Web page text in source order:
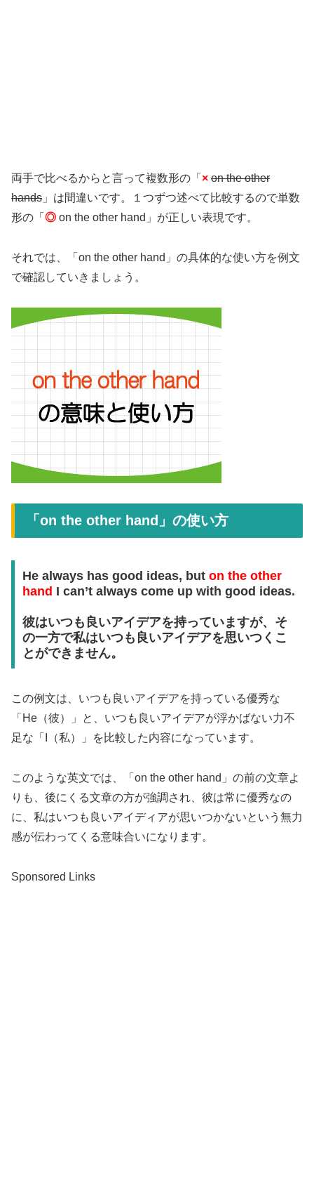
両手で比べるからと言って複数形の「 × on the other
hands 」は間違いです。１つずつ述べて比較するので単数
形の「 ◎ on the other hand」が正しい表現です。
それでは、「on the other hand」の具体的な使い方を例文
で確認していきましょう。
「on the other hand」の使い方
He always has good ideas, but on the other
hand I can’t always come up with good ideas.
彼はいつも良いアイデアを持っていますが、そ
の一方で私はいつも良いアイデアを思いつくこ
とができません。
この例文は、いつも良いアイデアを持っている優秀な
「He（彼）」と、いつも良いアイデアが浮かばない力不
足な「I（私）」を比較した内容になっています。
このような英文では、「on the other hand」の前の文章よ
りも、後にくる文章の方が強調され、彼は常に優秀なの
に、私はいつも良いアイディアが思いつかないという無力
感が伝わってくる意味合いになります。
Sponsored Links